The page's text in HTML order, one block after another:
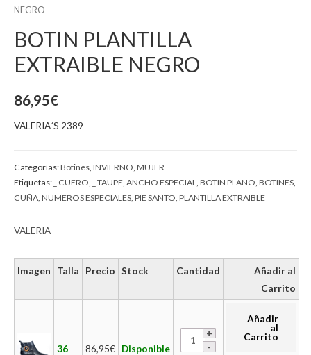
NEGRO
BOTIN PLANTILLA
EXTRAIBLE NEGRO
86,95€
VALERIA´S 2389
Categorías:Botines INVIERNO MUJER
Etiquetas:
_ CUERO _ TAUPE ANCHO ESPECIAL BOTIN PLANO BOTINES
CUÑA NUMEROS ESPECIALES PIE SANTO PLANTILLA EXTRAIBLE
VALERIA
Imagen Talla Precio Stock Cantidad
Añadir al
Carrito
36 86,95€ Disponible
Añadir
al
Carrito